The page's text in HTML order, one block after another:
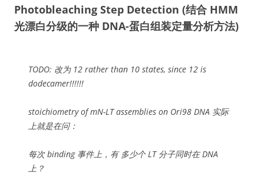
Photobleaching Step Detection (结合 HMM
光漂白分级的一种 DNA-蛋白组装定量分析方法)
TODO: 改为 12 rather than 10 states, since 12 is
dodecamer!!!!!!
stoichiometry of mN-LT assemblies on Ori98 DNA 实际
上就是在问：
每次 binding 事件上，有 多少个 LT 分子同时在 DNA
上？